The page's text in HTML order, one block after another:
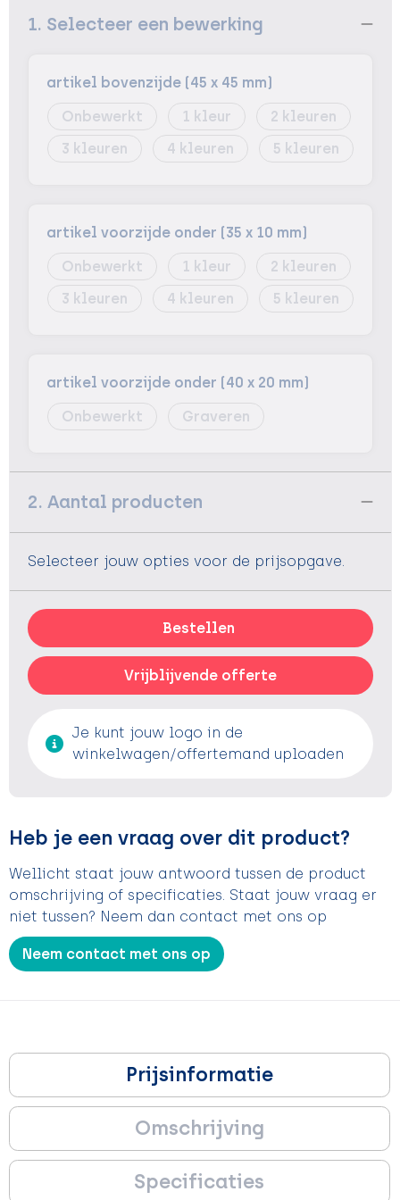
1. Selecteer een bewerking
artikel bovenzijde (45 x 45 mm)
Onbewerkt
1
2
3
4 5
artikel voorzijde onder (35 x 10 mm)
Onbewerkt
1
2
3
4 5
artikel voorzijde onder (40 x 20 mm)
Onbewerkt
Graveren
2. Aantal producten
Selecteer jouw opties voor de prijsopgave.
Bestellen
Vrijblijvende offerte
Je kunt jouw logo in de
winkelwagen/offertemand uploaden
Heb je een vraag over dit product?
Wellicht staat jouw antwoord tussen de product
omschrijving of specificaties. Staat jouw vraag er
niet tussen? Neem dan contact met ons op
Neem contact met ons op
Prijsinformatie
Omschrijving
Specificaties